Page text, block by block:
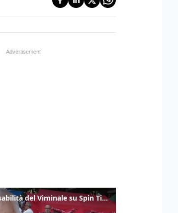
Gualtieri: "Responsabilità del Viminale su Spin Time? La posizione dei partiti è nota"